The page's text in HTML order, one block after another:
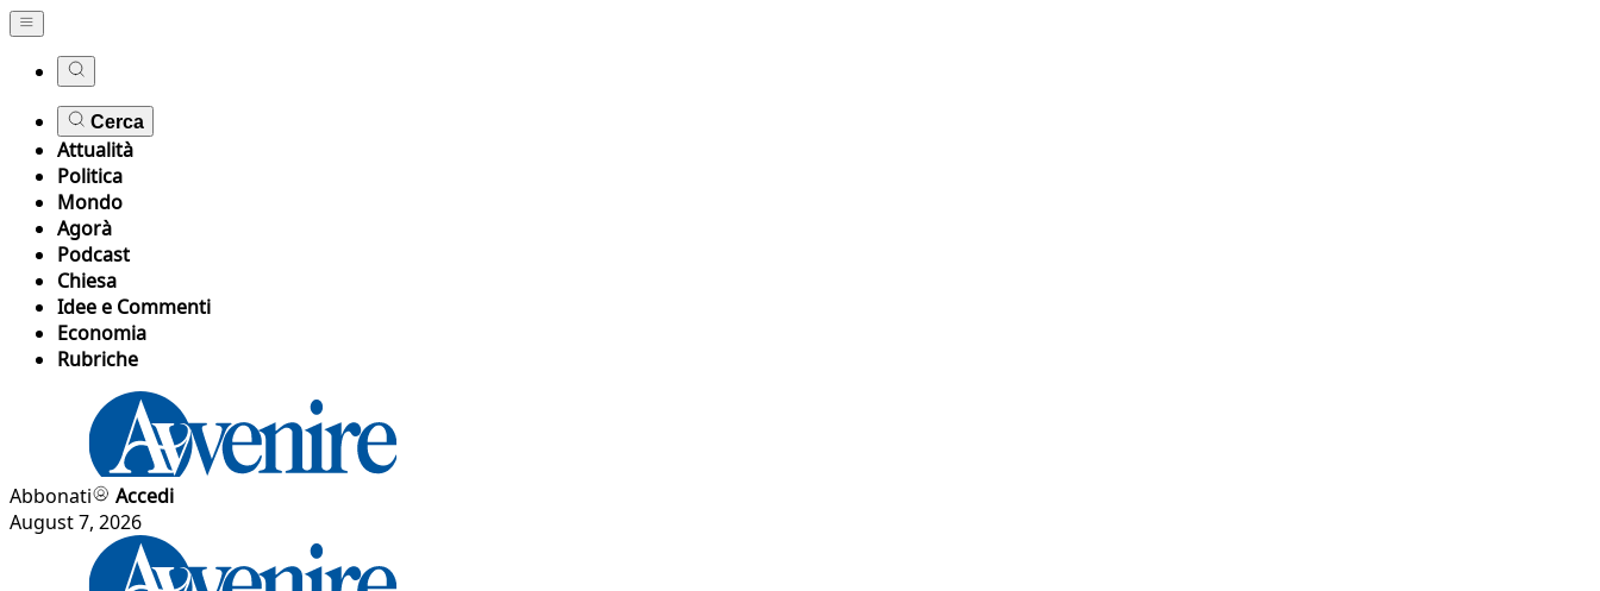
Cerca
Attualità
Politica
Mondo
Agorà
Podcast
Chiesa
Idee e Commenti
Economia
Rubriche
Abbonati
Accedi
August 7, 2026